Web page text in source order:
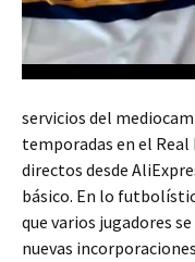
servicios del
temporadas en el
directos desde
básico. En lo
que varios jugadores
nuevas